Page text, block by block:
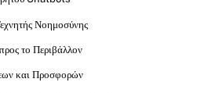
Νοημοσύνης
το Περιβάλλον
και Προσφορών